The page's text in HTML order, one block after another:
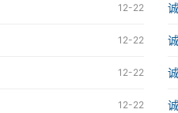
12-22
12-22
12-22
12-22